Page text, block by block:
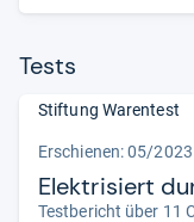
Tests
Stiftung Warentest
Erschienen: 05/2023
Elektrisiert
Testbericht über 11